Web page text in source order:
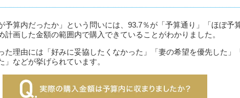
予算内だったか」という問いには、93.7％が「予算通り」「ほぼ予
計画した金額の範囲内で購入できていることがわかりました。
た理由には「好みに妥協したくなかった」「妻の希望を優先した」
」などが挙げられています。